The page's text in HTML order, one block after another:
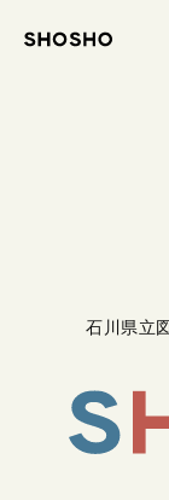
石川県立